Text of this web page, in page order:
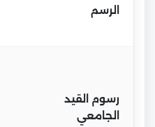
الرسم
رسوم القيد
الجامعي